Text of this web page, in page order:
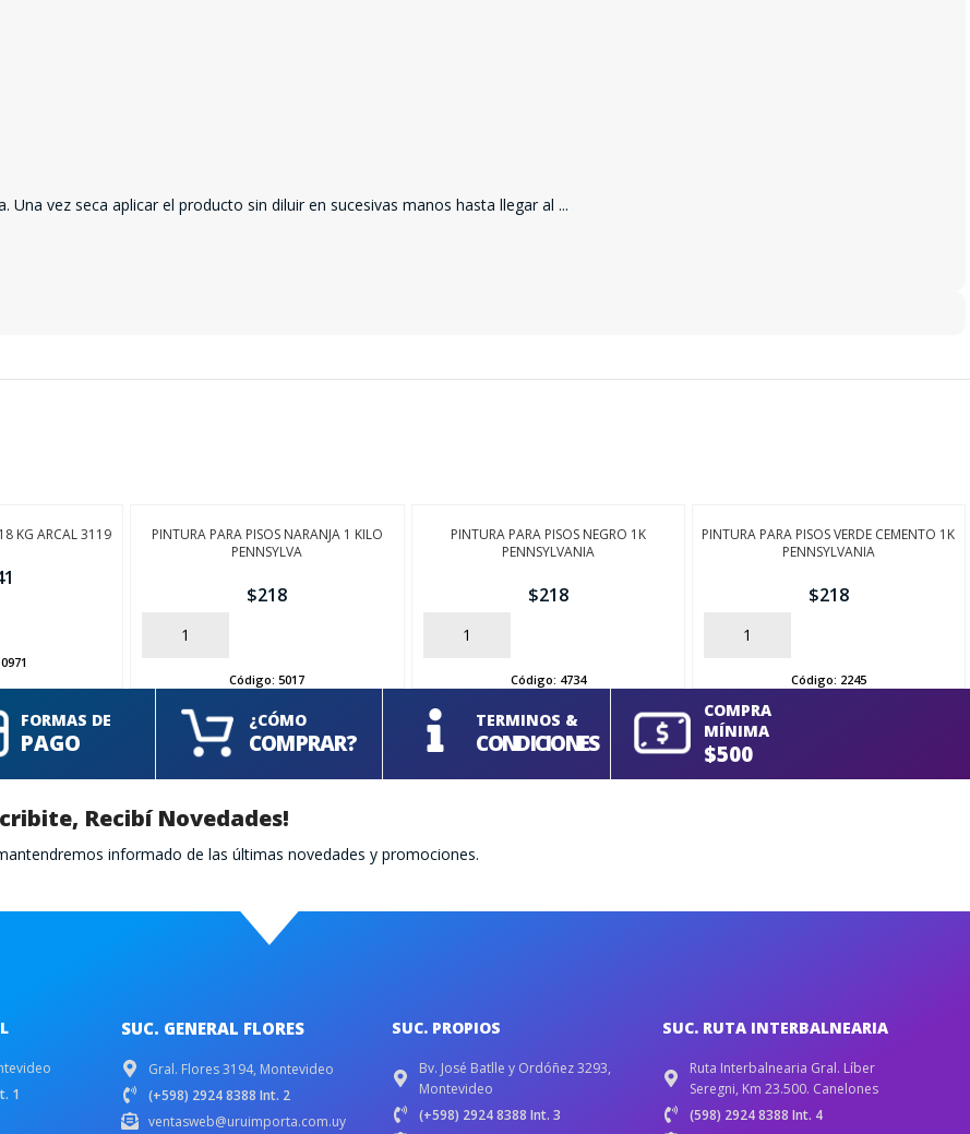
vez seca aplicar el producto sin diluir en sucesivas manos hasta llegar al ...
KG ARCAL 3119
PINTURA PARA PISOS NARANJA 1 KILO
PENNSYLVA
$218
AÑADIR
Código:5017
PINTURA PARA PISOS NEGRO 1K
PENNSYLVANIA
$218
AÑADIR
Código: 4734
PINTURA PARA PISOS VERDE CEMENTO 1K
PENNSYLVANIA
$218
AÑADIR
Código: 2245
FORMAS DE
PAGO
¿CÓMO
COMPRAR?
TERMINOS &
CONDICIONES
COMPRA
MÍNIMA
$500
Recibí Novedades!
informado de las últimas novedades y promociones.
1
SUC. GENERAL FLORES
Gral. Flores 3194, Montevideo
(+598) 2924 8388 Int. 2
ventasweb@uruimporta.com.uy
SUC. PROPIOS
Bv. José Batlle y Ordóñez 3293,
Montevideo
(+598) 2924 8388 Int. 3
SUC. RUTA INTERBALNEARIA
Ruta Interbalnearia Gral. Líber
Seregni, Km 23.500. Canelones
(598) 2924 8388 Int. 4